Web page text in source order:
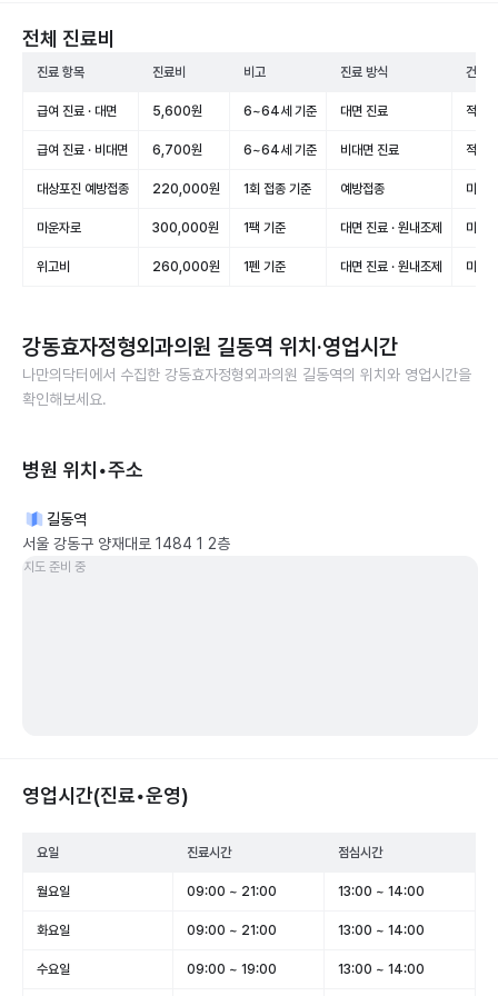
전체 진료비
진료 항목 진료비 비고 진료 방식 건강
급여 진료 · 대면 5,600원 6~64세 기준 대면 진료 적용(
급여 진료 · 비대면 6,700원 6~64세 기준 비대면 진료 적용(
대상포진 예방접종 220,000원 1회 접종 기준 예방접종 미적
마운자로 300,000원 1팩 기준 대면 진료 · 원내조제 미적
위고비 260,000원 1펜 기준 대면 진료 · 원내조제 미적
강동효자정형외과의원 길동역 위치·영업시간
나만의닥터에서 수집한 강동효자정형외과의원 길동역의 위치와 영업시간을
확인해보세요.
병원 위치•주소
길동역
서울 강동구 양재대로 1484 1 2층
지도 준비 중
영업시간(진료•운영)
요일 진료시간 점심시간
월요일 09:00 ~ 21:00 13:00 ~ 14:00
화요일 09:00 ~ 21:00 13:00 ~ 14:00
수요일 09:00 ~ 19:00 13:00 ~ 14:00